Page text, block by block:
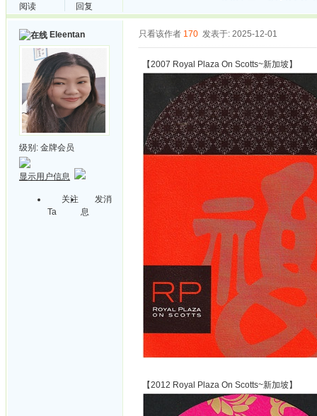
阅读
回复
Eleentan
级别: 金牌会员
显示用户信息
关注
Ta
发消
息
只看该作者 170 发表于: 2025-12-01
【2007 Royal Plaza On Scotts~新加坡】
【2012 Royal Plaza On Scotts~新加坡】